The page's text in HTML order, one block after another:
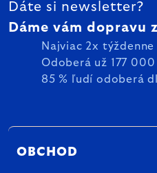
Dáte si newsletter?
Dáme vám dopravu
Najviac 2x týždenne
Odoberá už 177
85 % ľudí odoberá
OBCHOD